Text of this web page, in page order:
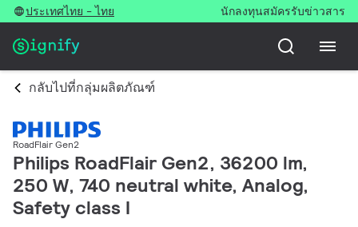
ประเทศไทย - ไทย นักลงทุนสมัครรับข่าวสาร
กลับไปที่กลุ่มผลิตภัณฑ์
RoadFlair Gen2
Philips RoadFlair Gen2, 36200 lm,
250 W, 740 neutral white, Analog,
Safety class I